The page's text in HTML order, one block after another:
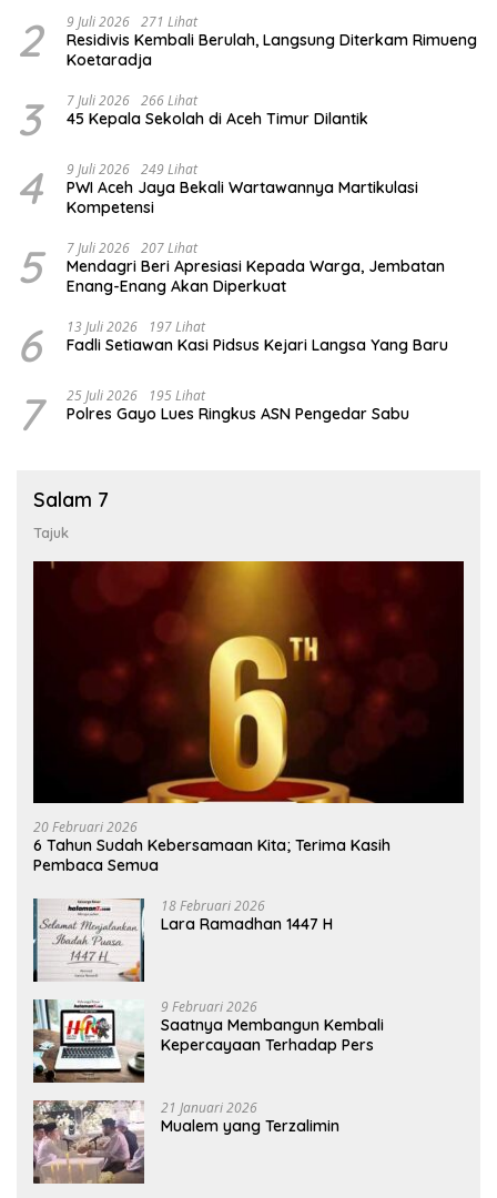
2 9 Juli 2026 271 Lihat
Residivis Kembali Berulah, Langsung Diterkam Rimueng
Koetaradja
3 7 Juli 2026 266 Lihat
45 Kepala Sekolah di Aceh Timur Dilantik
4 9 Juli 2026 249 Lihat
PWI Aceh Jaya Bekali Wartawannya Martikulasi
Kompetensi
5 7 Juli 2026 207 Lihat
Mendagri Beri Apresiasi Kepada Warga, Jembatan
Enang-Enang Akan Diperkuat
6 13 Juli 2026 197 Lihat
Fadli Setiawan Kasi Pidsus Kejari Langsa Yang Baru
7 25 Juli 2026 195 Lihat
Polres Gayo Lues Ringkus ASN Pengedar Sabu
Salam 7
Tajuk
20 Februari 2026
6 Tahun Sudah Kebersamaan Kita; Terima Kasih
Pembaca Semua
18 Februari 2026
Lara Ramadhan 1447 H
9 Februari 2026
Saatnya Membangun Kembali
Kepercayaan Terhadap Pers
21 Januari 2026
Mualem yang Terzalimin